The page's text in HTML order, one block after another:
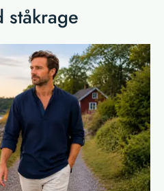
ståkrage